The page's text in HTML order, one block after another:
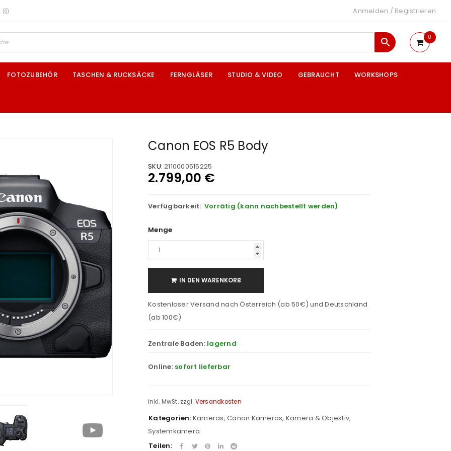
Anmelden / Registrieren
0
FOTOZUBEHÖR TASCHEN & RUCKSÄCKE FERNGLÄSER STUDIO & VIDEO GEBRAUCHT WORKSHOPS
Canon EOS R5 Body
SKU: 2110000515225
2.799,00 €
Verfügbarkeit: Vorrätig (kann nachbestellt werden)
Menge
IN DEN WARENKORB
Kostenloser Versand nach Österreich (ab 50€) und Deutschland
(ab 100€)
Zentrale Baden: lagernd
Online: sofort lieferbar
inkl. MwSt. zzgl. Versandkosten
Kategorien:Kameras, Canon Kameras, Kamera & Objektiv,
Systemkamera
Teilen: